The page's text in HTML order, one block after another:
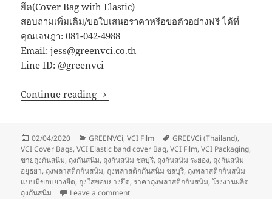
ยึด(Cover Bag with Elastic)
สอบถามเพิ่มเติม/ขอใบเสนอราคาหรือขอตัวอย่างฟรี ได้ที่
คุณเจษฎา: 081-042-4988
Email: jess@greenvci.co.th
Line ID: @greenvci
Continue reading Elastic VCI Metal Part Cover Bags
Posted
on
02/04/2020 Categories
GREENVCi,VCI Film Tags
GREEVCi (Thailand),
VCI Cover Bags,VCI Elastic band cover Bag,VCI Film,VCI Packaging,
ขายถุงกันสนิม, ถุงกันสนิม, ถุงกันสนิม ชลบุรี, ถุงกันสนิม ระยอง, ถุงกันสนิม
อยุธยา, ถุงพลาสติกกันสนิม, ถุงพลาสติกกันสนิม ชลบุรี, ถุงพลาสติกกันสนิม
แบบมีขอบยางยึด, ถุงใส่ขอบยางยึด, ราคาถุงพลาสติกกันสนิม,โรงงานผลิต
ถุงกันสนิม
Leave a commenton Elastic VCI Metal Part Cover Bags